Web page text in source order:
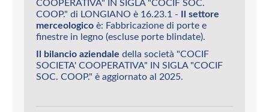
COOPERATIVA" IN SIGLA "COCIF SOC.
COOP." di LONGIANO è 16.23.1 - Il settore
merceologico è: Fabbricazione di porte e
finestre in legno (escluse porte blindate).
Il bilancio aziendale della società "COCIF
SOCIETA' COOPERATIVA" IN SIGLA "COCIF
SOC. COOP." è aggiornato al 2025.